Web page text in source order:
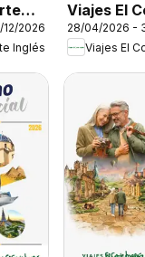
2026
Inglés
Viajes El
Inglés
familias
28/04/2026 -
Viajes El